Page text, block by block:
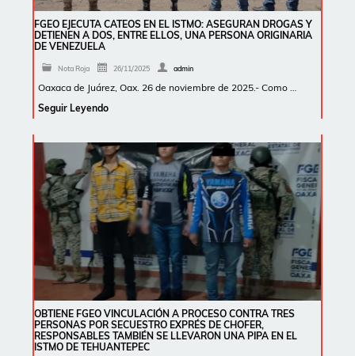
FGEO EJECUTA CATEOS EN EL ISTMO: ASEGURAN DROGAS Y
DETIENEN A DOS, ENTRE ELLOS, UNA PERSONA ORIGINARIA
DE VENEZUELA
Nota Roja 26/11/2025 admin
Oaxaca de Juárez, Oax. 26 de noviembre de 2025.- Como …
Seguir Leyendo
OBTIENE FGEO VINCULACIÓN A PROCESO CONTRA TRES
PERSONAS POR SECUESTRO EXPRÉS DE CHOFER,
RESPONSABLES TAMBIÉN SE LLEVARON UNA PIPA EN EL
ISTMO DE TEHUANTEPEC